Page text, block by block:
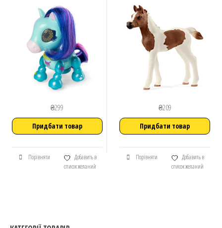
₴299
Придбати товар
Порівняти
Добавить в
список желаний
₴209
Придбати товар
Порівняти
Добавить в
список желаний